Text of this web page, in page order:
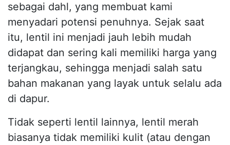
sebagai dahl, yang membuat kami
menyadari potensi penuhnya. Sejak saat
itu, lentil ini menjadi jauh lebih mudah
didapat dan sering kali memiliki harga yang
terjangkau, sehingga menjadi salah satu
bahan makanan yang layak untuk selalu ada
di dapur.
Tidak seperti lentil lainnya, lentil merah
biasanya tidak memiliki kulit (atau dengan